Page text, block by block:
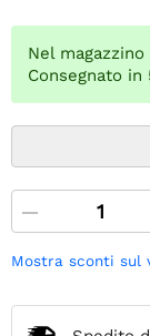
Nel
Consegnato in
Mostra sconti sul